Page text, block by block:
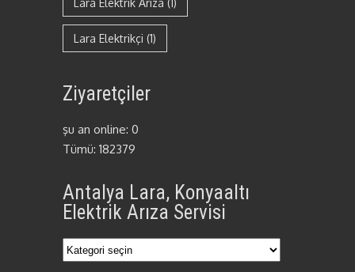
Lara Elektrik Arıza (1)
Lara Elektrikçi (1)
Ziyaretçiler
şu an online: 0
Tümü: 182379
Antalya Lara, Konyaaltı
Elektrik Arıza Servisi
Antalya